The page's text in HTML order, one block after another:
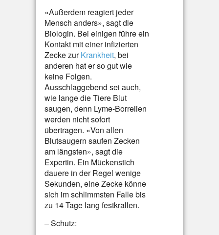
«Außerdem reagiert jeder
Mensch anders», sagt die
Biologin. Bei einigen führe ein
Kontakt mit einer infizierten
Zecke zurKrankheit, bei
anderen hat er so gut wie
keine Folgen.
Ausschlaggebend sei auch,
wie lange die Tiere Blut
saugen, denn Lyme-Borrelien
werden nicht sofort
übertragen. «Von allen
Blutsaugern saufen Zecken
am längsten», sagt die
Expertin. Ein Mückenstich
dauere in der Regel wenige
Sekunden, eine Zecke könne
sich im schlimmsten Falle bis
zu 14 Tage lang festkrallen.
– Schutz: